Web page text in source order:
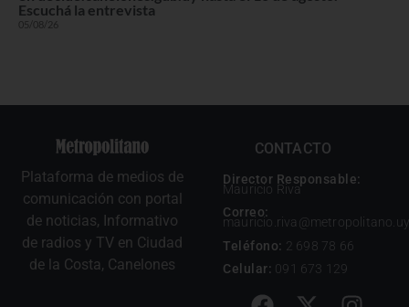
Escuchá la entrevista
05/08/26
Plataforma de medios de
comunicación con portal
de noticias, Informativo
de radios y TV en Ciudad
de la Costa, Canelones
CONTACTO
Director Responsable:
Mauricio Riva
Correo:
mauricio.riva@metropolitano.uy
Teléfono: 2 698 78 66
Celular: 091 673 129